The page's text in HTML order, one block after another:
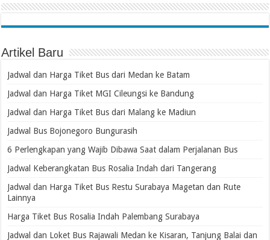
Artikel Baru
Jadwal dan Harga Tiket Bus dari Medan ke Batam
Jadwal dan Harga Tiket MGI Cileungsi ke Bandung
Jadwal dan Harga Tiket Bus dari Malang ke Madiun
Jadwal Bus Bojonegoro Bungurasih
6 Perlengkapan yang Wajib Dibawa Saat dalam Perjalanan Bus
Jadwal Keberangkatan Bus Rosalia Indah dari Tangerang
Jadwal dan Harga Tiket Bus Restu Surabaya Magetan dan Rute
Lainnya
Harga Tiket Bus Rosalia Indah Palembang Surabaya
Jadwal dan Loket Bus Rajawali Medan ke Kisaran, Tanjung Balai dan